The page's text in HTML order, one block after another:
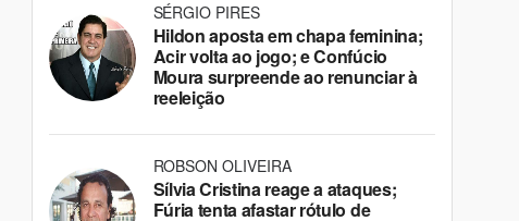
SÉRGIO PIRES
Hildon aposta em chapa feminina;
Acir volta ao jogo; e Confúcio
Moura surpreende ao renunciar à
reeleição
ROBSON OLIVEIRA
Sílvia Cristina reage a ataques;
Fúria tenta afastar rótulo de